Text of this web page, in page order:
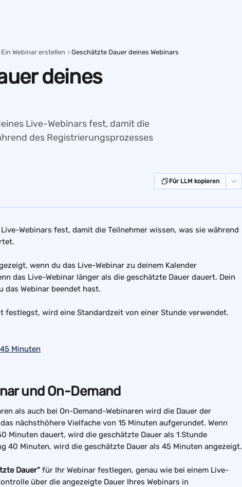
Ein Webinar erstellen Geschätzte Dauer deines Webinars
deines
Live-Webinars fest, damit die
des Registrierungsprozesses
Für LLM kopieren
Webinars fest, damit die Teilnehmer wissen, was sie während
wenn du das Live-Webinar zu deinem Kalender
das Live-Webinar länger als die geschätzte Dauer dauert. Dein
das Webinar beendet hast.
festlegst, wird eine Standardzeit von einer Stunde verwendet.
und On-Demand
als auch bei On-Demand-Webinaren wird die Dauer der
nächsthöhere Vielfache von 15 Minuten aufgerundet. Wenn
Minuten dauert, wird die geschätzte Dauer als 1 Stunde
40 Minuten, wird die geschätzte Dauer als 45 Minuten angezeigt.
Dauer“ für Ihr Webinar festlegen, genau wie bei einem Live-
über die angezeigte Dauer Ihres Webinars in